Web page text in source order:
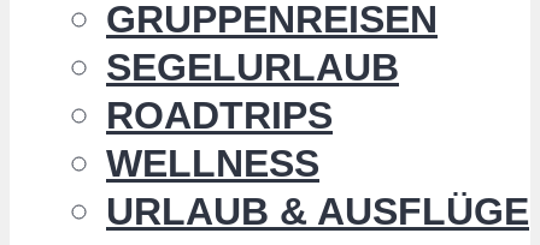
GRUPPENREISEN
SEGELURLAUB
ROADTRIPS
WELLNESS
URLAUB & AUSFLÜGE